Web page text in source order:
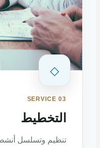
◇
SERVICE 03
التخطيط
تنظيم وتسلسل أنشطة